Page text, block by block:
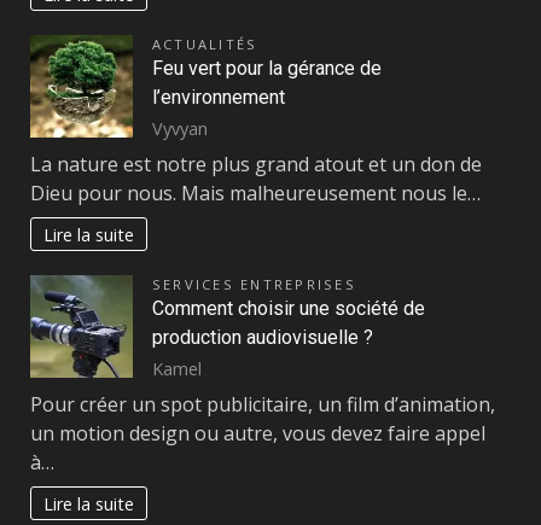
ACTUALITÉS
Feu vert pour la gérance de
l’environnement
Vyvyan
La nature est notre plus grand atout et un don de
Dieu pour nous. Mais malheureusement nous le…
Lire la suite
SERVICES ENTREPRISES
Comment choisir une société de
production audiovisuelle ?
Kamel
Pour créer un spot publicitaire, un film d’animation,
un motion design ou autre, vous devez faire appel
à…
Lire la suite